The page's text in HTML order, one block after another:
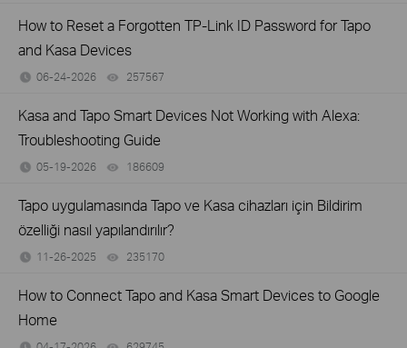
How to Reset a Forgotten TP-Link ID Password for Tapo
and Kasa Devices
06-24-2026 257567
Kasa and Tapo Smart Devices Not Working with Alexa:
Troubleshooting Guide
05-19-2026 186609
Tapo uygulamasında Tapo ve Kasa cihazları için Bildirim
özelliği nasıl yapılandırılır?
11-26-2025 235170
How to Connect Tapo and Kasa Smart Devices to Google
Home